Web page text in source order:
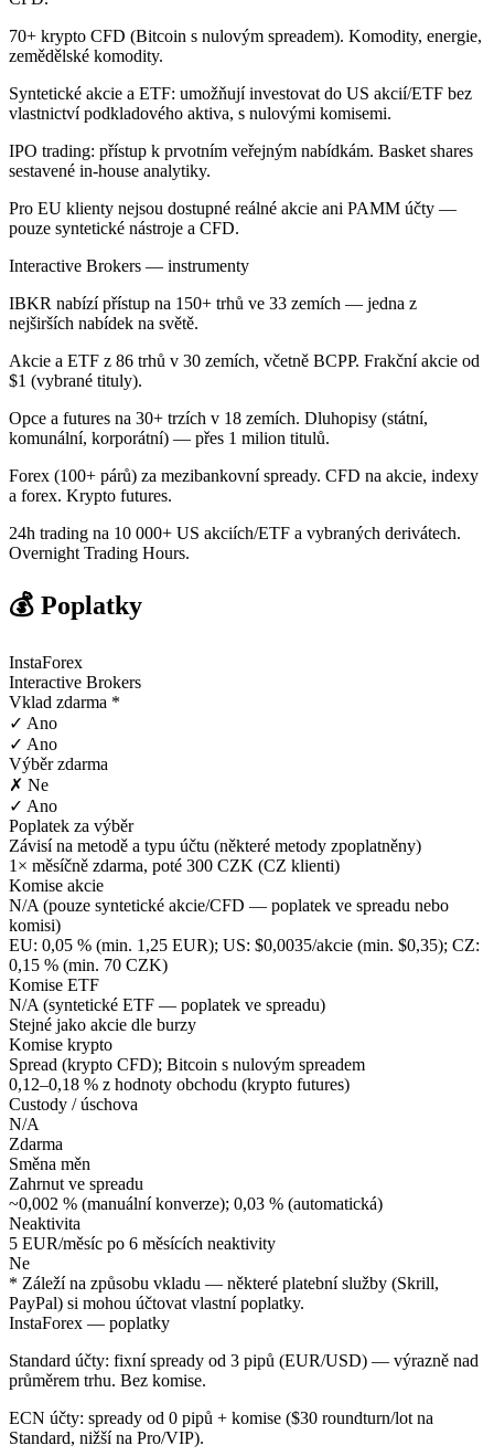
70+ krypto CFD (Bitcoin s nulovým spreadem). Komodity, energie,
zemědělské komodity.
Syntetické akcie a ETF: umožňují investovat do US akcií/ETF bez
vlastnictví podkladového aktiva, s nulovými komisemi.
IPO trading: přístup k prvotním veřejným nabídkám. Basket shares
sestavené in-house analytiky.
Pro EU klienty nejsou dostupné reálné akcie ani PAMM účty —
pouze syntetické nástroje a CFD.
Interactive Brokers — instrumenty
IBKR nabízí přístup na 150+ trhů ve 33 zemích — jedna z
nejširších nabídek na světě.
Akcie a ETF z 86 trhů v 30 zemích, včetně BCPP. Frakční akcie od
$1 (vybrané tituly).
Opce a futures na 30+ trzích v 18 zemích. Dluhopisy (státní,
komunální, korporátní) — přes 1 milion titulů.
Forex (100+ párů) za mezibankovní spready. CFD na akcie, indexy
a forex. Krypto futures.
24h trading na 10 000+ US akciích/ETF a vybraných derivátech.
Overnight Trading Hours.
💰 Poplatky
InstaForex
Interactive Brokers
Vklad zdarma *
✓ Ano
✓ Ano
Výběr zdarma
✗ Ne
✓ Ano
Poplatek za výběr
Závisí na metodě a typu účtu (některé metody zpoplatněny)
1× měsíčně zdarma, poté 300 CZK (CZ klienti)
Komise akcie
N/A (pouze syntetické akcie/CFD — poplatek ve spreadu nebo
komisi)
EU: 0,05 % (min. 1,25 EUR); US: $0,0035/akcie (min. $0,35); CZ:
0,15 % (min. 70 CZK)
Komise ETF
N/A (syntetické ETF — poplatek ve spreadu)
Stejné jako akcie dle burzy
Komise krypto
Spread (krypto CFD); Bitcoin s nulovým spreadem
0,12–0,18 % z hodnoty obchodu (krypto futures)
Custody / úschova
N/A
Zdarma
Směna měn
Zahrnut ve spreadu
~0,002 % (manuální konverze); 0,03 % (automatická)
Neaktivita
5 EUR/měsíc po 6 měsících neaktivity
Ne
* Záleží na způsobu vkladu — některé platební služby (Skrill,
PayPal) si mohou účtovat vlastní poplatky.
InstaForex — poplatky
Standard účty: fixní spready od 3 pipů (EUR/USD) — výrazně nad
průměrem trhu. Bez komise.
ECN účty: spready od 0 pipů + komise ($30 roundturn/lot na
Standard, nižší na Pro/VIP).